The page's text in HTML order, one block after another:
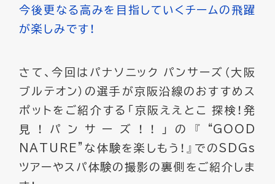
今後更なる高みを目指していくチームの飛躍
が楽しみです！
さて、今回はパナソニック パンサーズ（大阪
ブルテオン）の選手が京阪沿線のおすすめス
ポットをご紹介する「京阪ええとこ 探検！発
見！パンサーズ！！」の『“GOOD
NATURE”な体験を楽しもう！』でのSDGs
ツアーやスパ体験の撮影の裏側をご紹介しま